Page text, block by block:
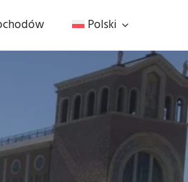
Polski